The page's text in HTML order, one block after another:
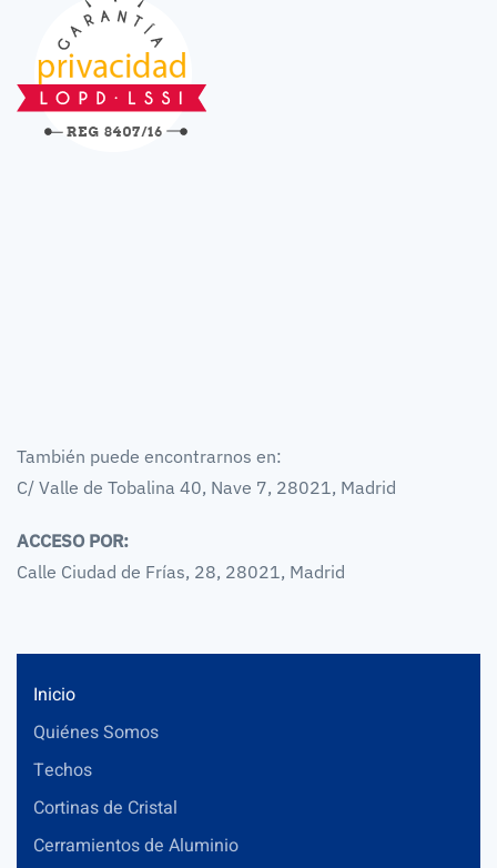
También puede encontrarnos en:
C/ Valle de Tobalina 40, Nave 7, 28021, Madrid
ACCESO POR:
Calle Ciudad de Frías, 28, 28021, Madrid
Inicio
Quiénes Somos
Techos
Cortinas de Cristal
Cerramientos de Aluminio